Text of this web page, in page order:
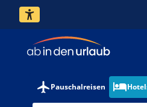
Pauschalreisen